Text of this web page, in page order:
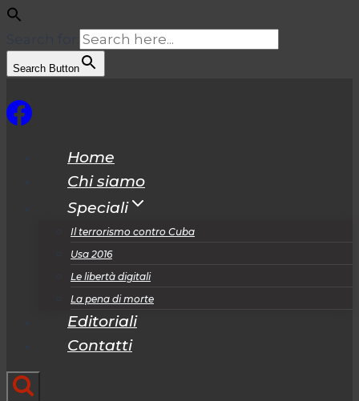
Search Button
al
Home
Chi siamo
Speciali
Il terrorismo contro Cuba
Usa 2016
Le libertà digitali
La pena di morte
Editoriali
Contatti